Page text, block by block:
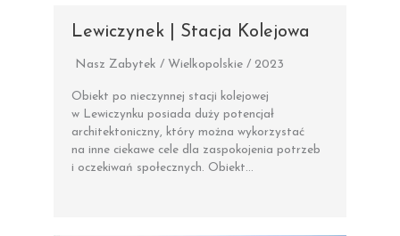
Lewiczynek | Stacja Kolejowa
Nasz Zabytek / Wielkopolskie / 2023
Obiekt po nieczynnej stacji kolejowej
w Lewiczynku posiada duży potencjał
architektoniczny, który można wykorzystać
na inne ciekawe cele dla zaspokojenia potrzeb
i oczekiwań społecznych. Obiekt…